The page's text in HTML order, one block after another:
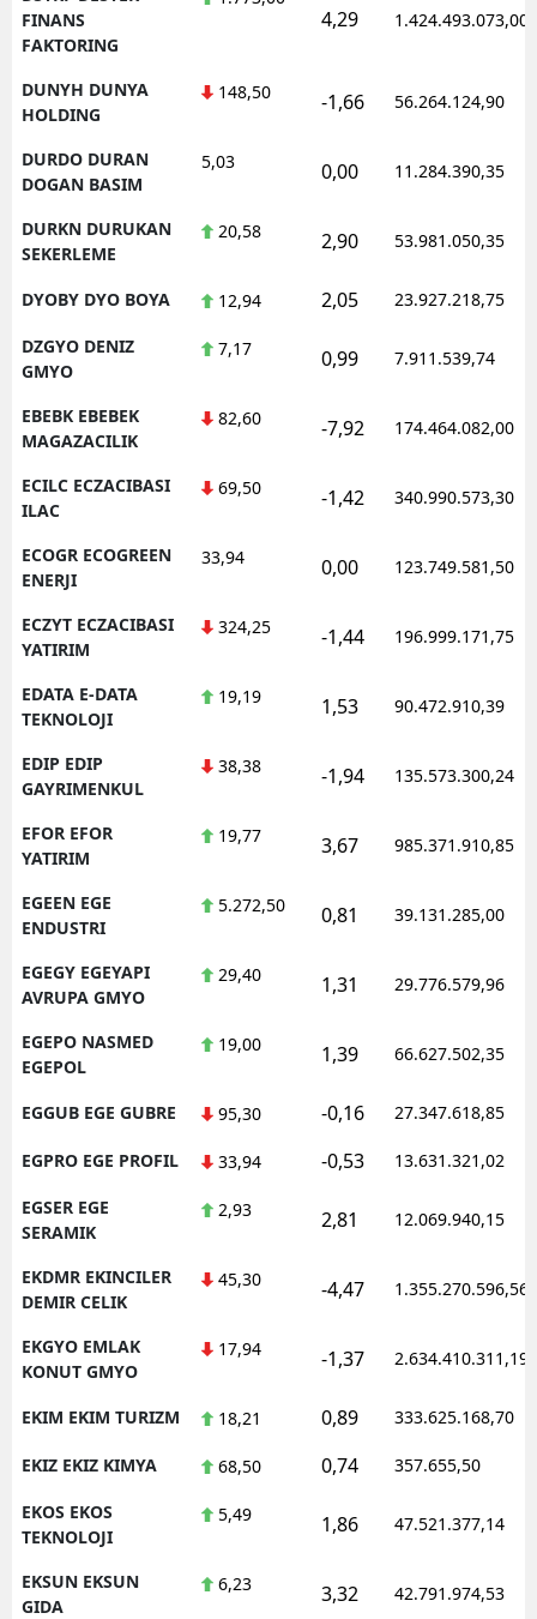
FINANS
FAKTORING
4,29 1.424.493.073,00
DUNYH DUNYA
HOLDING
148,50 -1,66 56.264.124,90
DURDO DURAN
DOGAN BASIM
5,03 0,00 11.284.390,35
DURKN DURUKAN
SEKERLEME
20,58 2,90 53.981.050,35
DYOBY DYO BOYA 12,94 2,05 23.927.218,75
DZGYO DENIZ
GMYO
7,17 0,99 7.911.539,74
EBEBK EBEBEK
MAGAZACILIK
82,60 -7,92 174.464.082,00
ECILC ECZACIBASI
ILAC
69,50 -1,42 340.990.573,30
ECOGR ECOGREEN
ENERJI
33,94 0,00 123.749.581,50
ECZYT ECZACIBASI
YATIRIM
324,25 -1,44 196.999.171,75
EDATA E-DATA
TEKNOLOJI
19,19 1,53 90.472.910,39
EDIP EDIP
GAYRIMENKUL
38,38 -1,94 135.573.300,24
EFOR EFOR
YATIRIM
19,77 3,67 985.371.910,85
EGEEN EGE
ENDUSTRI
5.272,50 0,81 39.131.285,00
EGEGY EGEYAPI
AVRUPA GMYO
29,40 1,31 29.776.579,96
EGEPO NASMED
EGEPOL
19,00 1,39 66.627.502,35
EGGUB EGE GUBRE 95,30 -0,16 27.347.618,85
EGPRO EGE PROFIL 33,94 -0,53 13.631.321,02
EGSER EGE
SERAMIK
2,93 2,81 12.069.940,15
EKDMR EKINCILER
DEMIR CELIK
45,30 -4,47 1.355.270.596,56
EKGYO EMLAK
KONUT GMYO
17,94 -1,37 2.634.410.311,19
EKIM EKIM TURIZM 18,21 0,89 333.625.168,70
EKIZ EKIZ KIMYA 68,50 0,74 357.655,50
EKOS EKOS
TEKNOLOJI
5,49 1,86 47.521.377,14
EKSUN EKSUN
GIDA
6,23 3,32 42.791.974,53